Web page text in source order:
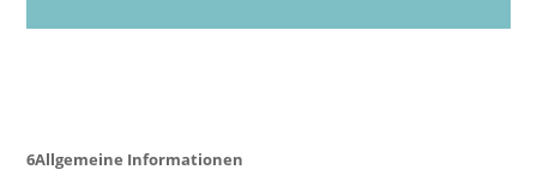
6Allgemeine Informationen